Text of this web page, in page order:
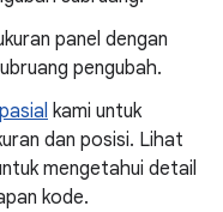
panel dengan
pengubah.
kami untuk
dan posisi. Lihat
mengetahui detail
kode.